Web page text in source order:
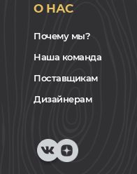
О НАС
Почему мы?
Наша команда
Поставщикам
Дизайнерам